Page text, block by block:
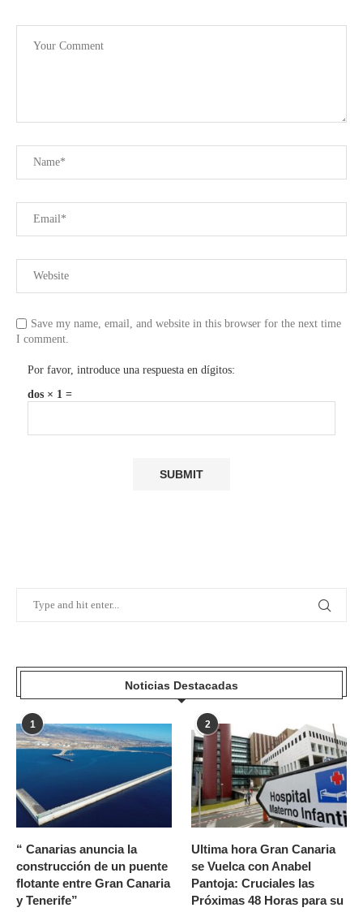
Save my name, email, and website in this browser for the next time
I comment.
Por favor, introduce una respuesta en dígitos:
dos × 1 =
Noticias Destacadas
1
“ Canarias anuncia la
construcción de un puente
flotante entre Gran Canaria
y Tenerife”
2
Ultima hora Gran Canaria
se Vuelca con Anabel
Pantoja: Cruciales las
Próximas 48 Horas para su